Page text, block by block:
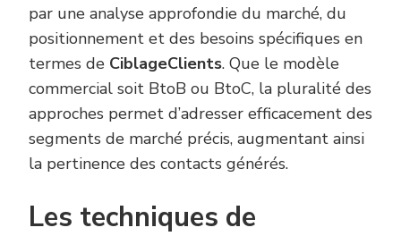
par une analyse approfondie du marché, du
positionnement et des besoins spécifiques en
termes de CiblageClients. Que le modèle
commercial soit BtoB ou BtoC, la pluralité des
approches permet d’adresser efficacement des
segments de marché précis, augmentant ainsi
la pertinence des contacts générés.
Les techniques de